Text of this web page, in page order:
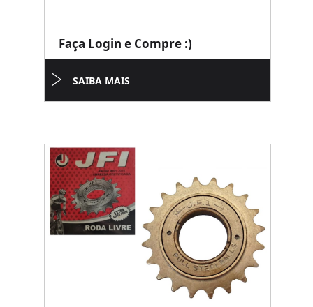
Faça Login e Compre :)
SAIBA MAIS